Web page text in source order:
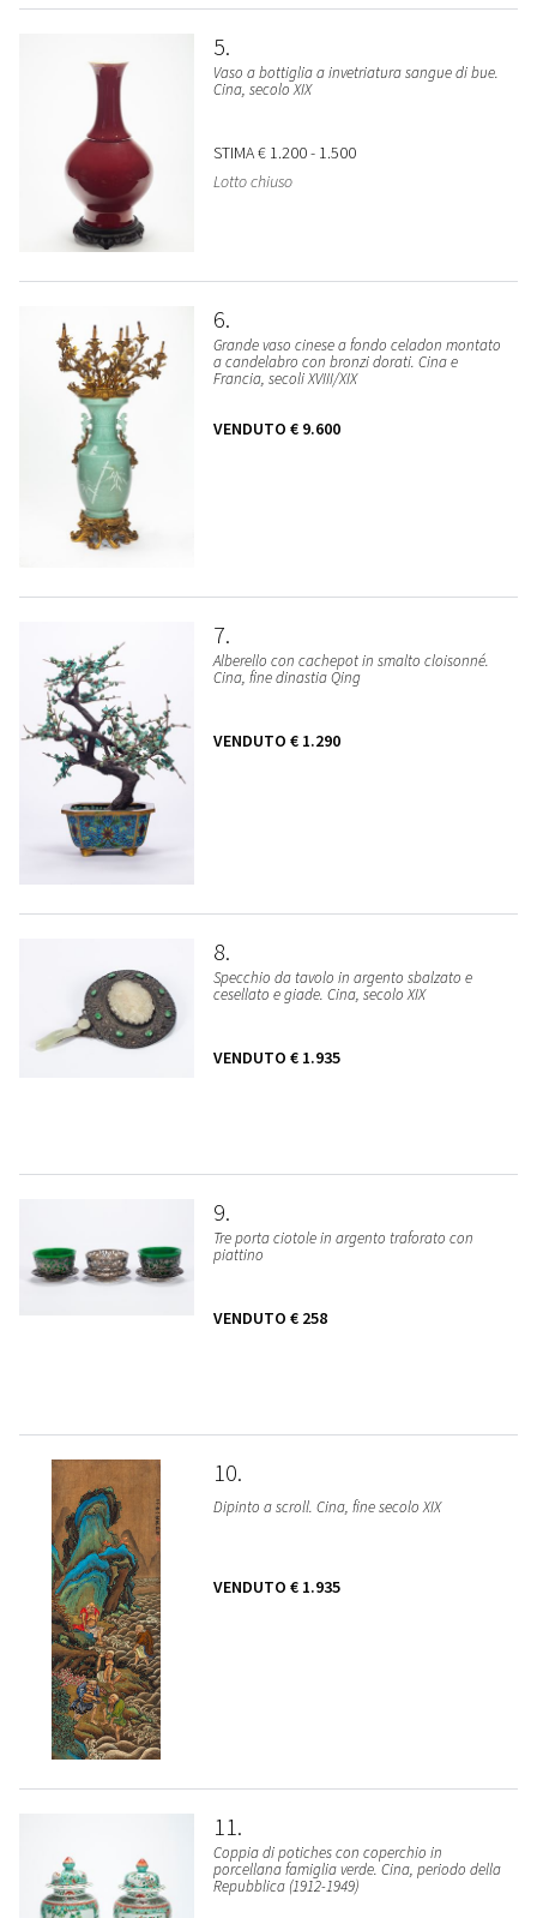
5
Vaso a bottiglia a invetriatura sangue di bue.
Cina, secolo XIX
STIMA€ 1.200 - 1.500
Lotto chiuso
6
Grande vaso cinese a fondo celadon montato
a candelabro con bronzi dorati. Cina e
Francia, secoli XVIII/XIX
VENDUTO € 9.600
7
Alberello con cachepot in smalto cloisonné.
Cina, fine dinastia Qing
VENDUTO € 1.290
8
Specchio da tavolo in argento sbalzato e
cesellato e giade. Cina, secolo XIX
VENDUTO € 1.935
9
Tre porta ciotole in argento traforato con
piattino
VENDUTO € 258
10
Dipinto a scroll. Cina, fine secolo XIX
VENDUTO € 1.935
11
Coppia di potiches con coperchio in
porcellana famiglia verde. Cina, periodo della
Repubblica (1912-1949)